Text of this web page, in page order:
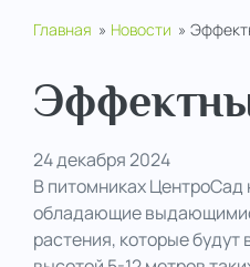
Главная Новости
24 декабря 2024
В питомниках
обладающие
растения, которые